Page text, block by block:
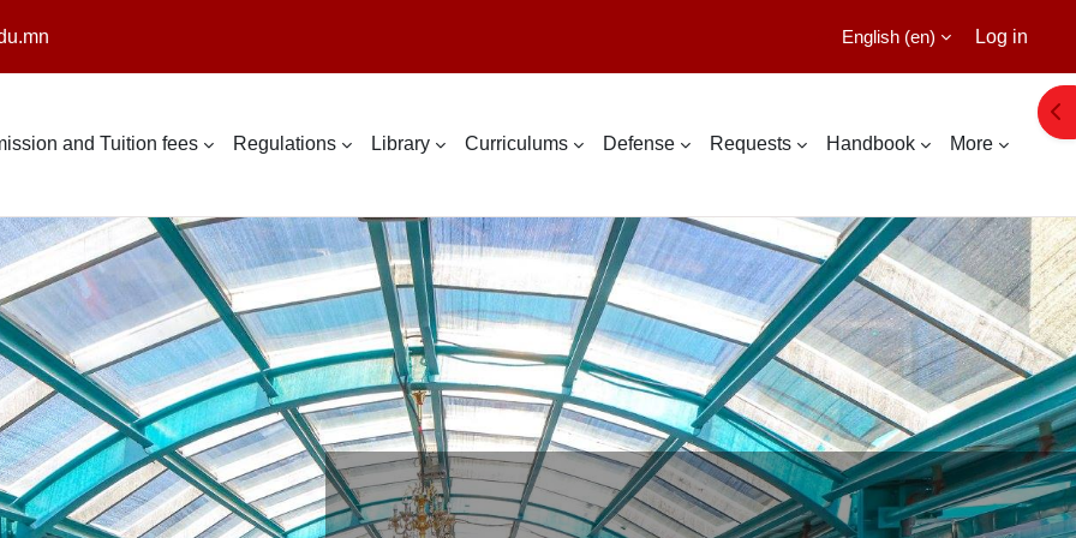
English ‎(en)‎ Log in
and Tuition fees Regulations Library Curriculums Defense Requests Handbook More
ONLINE MASTER'S DEGREE